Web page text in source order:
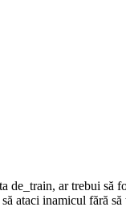
de_train, ar trebui să
ataci inamicul fără